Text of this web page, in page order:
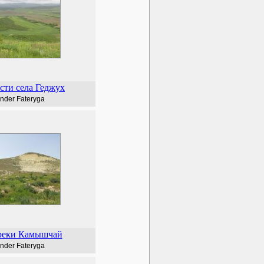
села Геджух
Fateryga
Камышчай
Fateryga